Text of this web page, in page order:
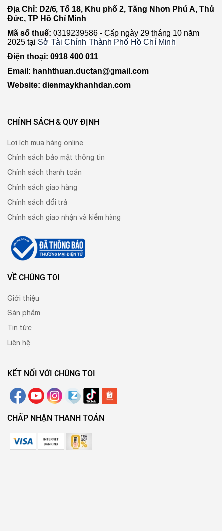
Địa Chỉ: D2/6, Tổ 18, Khu phố 2, Tăng Nhơn Phú A, Thủ
Đức, TP Hồ Chí Minh
Mã số thuế: 0319239586 - Cấp ngày 29 tháng 10 năm
2025 tại Sở Tài Chính Thành Phố Hồ Chí Minh
Điện thoại: 0918 400 011
Email: hanhthuan.ductan@gmail.com
Website: dienmaykhanhdan.com
CHÍNH SÁCH & QUY ĐỊNH
Lợi ích mua hàng online
Chính sách bảo mật thông tin
Chính sách thanh toán
Chính sách giao hàng
Chính sách đổi trả
Chính sách giao nhận và kiểm hàng
VỀ CHÚNG TÔI
Giới thiệu
Sản phẩm
Tin tức
Liên hệ
KẾT NỐI VỚI CHÚNG TÔI
CHẤP NHẬN THANH TOÁN